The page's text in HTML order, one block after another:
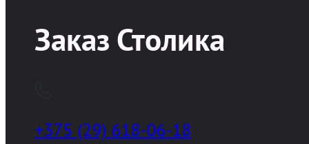
Заказ Столика
+375 (29) 618-06-18